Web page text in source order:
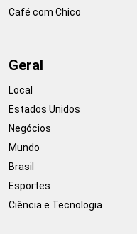
Café com Chico
Geral
Local
Estados Unidos
Negócios
Mundo
Brasil
Esportes
Ciência e Tecnologia